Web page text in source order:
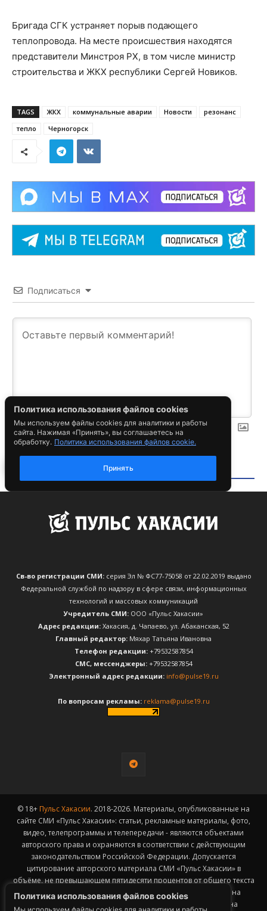
Политика использования файлов cookies
Св-во регистрации СМИ:серия Эл № ФС77-75058 от 22.02.2019 выдано
Федеральной службой по надзору в сфере связи, информационных
технологий и массовых коммуникаций
Учредитель СМИ: ООО «Пульс Хакасии»
Адрес редакции:Хакасия, д. Чапаево, ул. Абаканская, 52
Главный редактор: Мяхар Татьяна Ивановна
Телефон редакции:+79532587854
CМС, мессенджеры:+79532587854
Электронный адрес редакции: info@pulse19.ru
По вопросам рекламы: reklama@pulse19.ru
© 18+ Пульс Хакасии. 2018-2026. Материалы, опубликованные на
сайте СМИ «Пульс Хакасии»: статьи, рекламные материалы, фото,
видео, телепрограммы и телепередачи - являются объектами
авторского права и охраняются в соответствии с действующим
законодательством Российской Федерации. Допускается
цитирование авторского материала СМИ «Пульс Хакасии» в
объёме, не превышающем пятидесяти процентов от общего текста
публикации с обязательным размещением гиперссылки на
страницу заимствования материала. Гиперссылка должна